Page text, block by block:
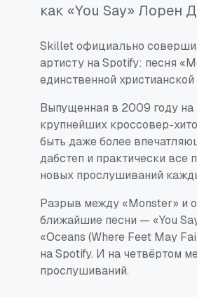
как «You Say» Лорен
Skillet официально
артисту на Spotify: песня
единственной
Выпущенная в 2009 году на
крупнейших кроссовер-
быть даже более
дабстеп и практически
новых прослушиваний
Разрыв между «Monster» и
ближайшие песни — «You
«Oceans (Where Feet May
на Spotify. И на четвёртом
прослушиваний.